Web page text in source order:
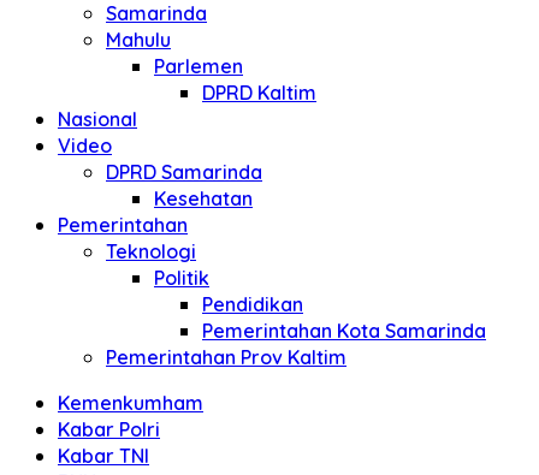
Samarinda
Mahulu
Parlemen
DPRD Kaltim
Nasional
Video
DPRD Samarinda
Kesehatan
Pemerintahan
Teknologi
Politik
Pendidikan
Pemerintahan Kota Samarinda
Pemerintahan Prov Kaltim
Kemenkumham
Kabar Polri
Kabar TNI